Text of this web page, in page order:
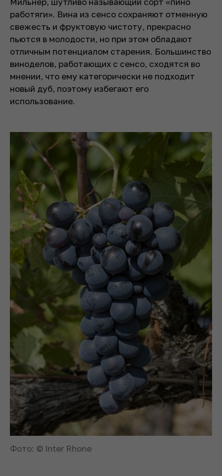
работяги». Вина из сенсо сохраняют отменную
свежесть и фруктовую чистоту, прекрасно
пьются в молодости, но при этом обладают
отличным потенциалом старения. Большинство
виноделов, работающих с сенсо, сходятся во
мнении, что ему категорически не подходит
новый дуб, поэтому избегают его
использование.
Фото: © Inter Rhone